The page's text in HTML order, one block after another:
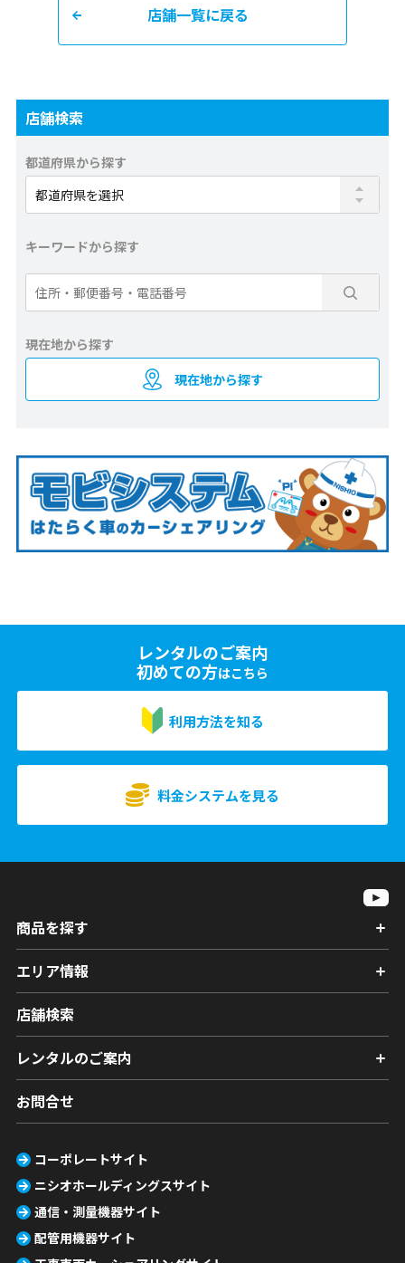
店舗一覧に戻る
店舗検索
都道府県から探す
キーワードから探す
現在地から探す
現在地から探す
レンタルのご案内
初めての方はこちら
利用方法を知る
料金システムを見る
商品を探す
エリア情報
店舗検索
レンタルのご案内
お問合せ
コーポレートサイト
ニシオホールディングスサイト
通信・測量機器サイト
配管用機器サイト